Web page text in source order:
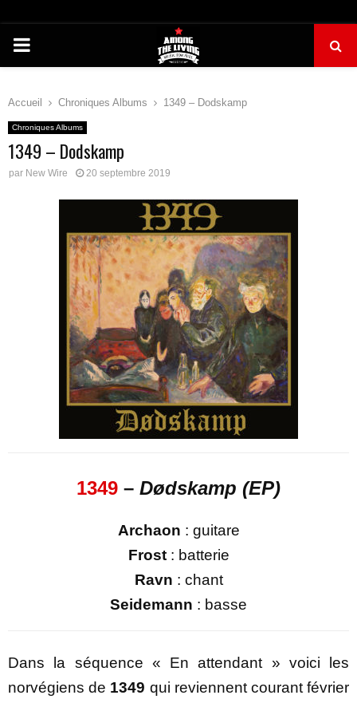
PRIMARY
Accueil Chroniques Albums 1349 – Dodskamp
Chroniques Albums
1349 – Dodskamp
par New Wire 20 septembre 2019
1349 – Dødskamp (EP)
Archaon : guitare
Frost: batterie
Ravn : chant
Seidemann : basse
Dans la séquence « En attendant » voici les
norvégiens de 1349 qui reviennent courant février